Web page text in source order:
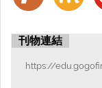
刊物連結
https://